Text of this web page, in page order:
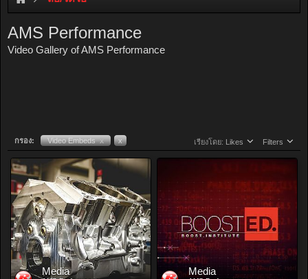
AMS Performance
Video Gallery of AMS Performance
กรอง: Video Embeds x x เรียงโดย: Likes Filters
Media Media